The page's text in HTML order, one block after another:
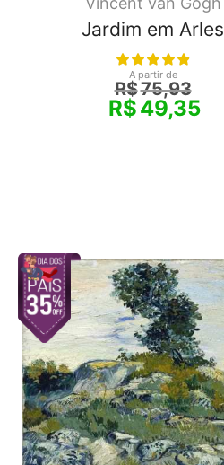
Jardim em Arles
A partir de
R$75,93
R$49,35